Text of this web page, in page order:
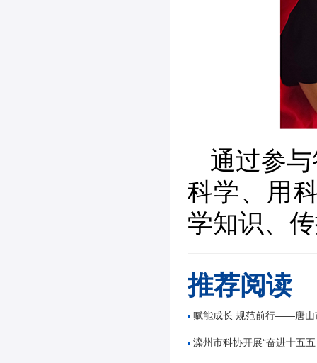
通过参
科学、用
学知识、
推荐阅读
赋能成长 规范前行——唐山市公路学会举办公路工
滦州市科协开展“奋进十五五 科技谱新篇”全国